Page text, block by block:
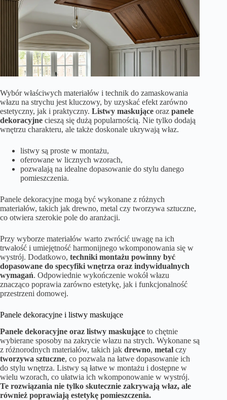
Wybór właściwych materiałów i technik do zamaskowania
włazu na strychu jest kluczowy, by uzyskać efekt zarówno
estetyczny, jak i praktyczny. Listwy maskujące oraz panele
dekoracyjne cieszą się dużą popularnością. Nie tylko dodają
wnętrzu charakteru, ale także doskonale ukrywają właz.
listwy są proste w montażu,
oferowane w licznych wzorach,
pozwalają na idealne dopasowanie do stylu danego
pomieszczenia.
Panele dekoracyjne mogą być wykonane z różnych
materiałów, takich jak drewno, metal czy tworzywa sztuczne,
co otwiera szerokie pole do aranżacji.
Przy wyborze materiałów warto zwrócić uwagę na ich
trwałość i umiejętność harmonijnego wkomponowania się w
wystrój. Dodatkowo, techniki montażu powinny być
dopasowane do specyfiki wnętrza oraz indywidualnych
wymagań. Odpowiednie wykończenie wokół włazu
znacząco poprawia zarówno estetykę, jak i funkcjonalność
przestrzeni domowej.
Panele dekoracyjne i listwy maskujące
Panele dekoracyjne oraz listwy maskujące to chętnie
wybierane sposoby na zakrycie włazu na strych. Wykonane są
z różnorodnych materiałów, takich jak drewno, metal czy
tworzywa sztuczne, co pozwala na łatwe dopasowanie ich
do stylu wnętrza. Listwy są łatwe w montażu i dostępne w
wielu wzorach, co ułatwia ich wkomponowanie w wystrój.
Te rozwiązania nie tylko skutecznie zakrywają właz, ale
również poprawiają estetykę pomieszczenia.